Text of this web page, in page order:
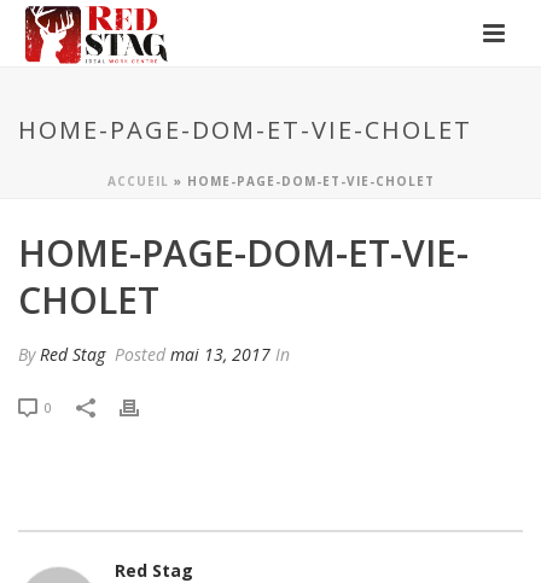
HOME-PAGE-DOM-ET-VIE-CHOLET
ACCUEIL » HOME-PAGE-DOM-ET-VIE-CHOLET
HOME-PAGE-DOM-ET-VIE-
CHOLET
ByRed Stag Posted mai 13, 2017 In
0
Red Stag